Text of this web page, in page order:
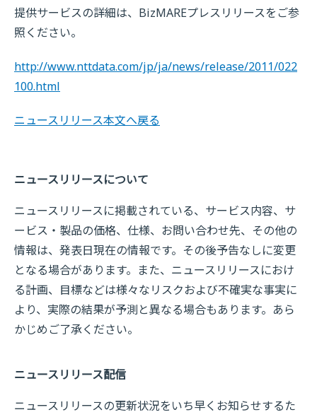
提供サービスの詳細は、BizMAREプレスリリースをご参
照ください。
http://www.nttdata.com/jp/ja/news/release/2011/022
100.html
ニュースリリース本文へ戻る
ニュースリリースについて
ニュースリリースに掲載されている、サービス内容、サ
ービス・製品の価格、仕様、お問い合わせ先、その他の
情報は、発表日現在の情報です。その後予告なしに変更
となる場合があります。また、ニュースリリースにおけ
る計画、目標などは様々なリスクおよび不確実な事実に
より、実際の結果が予測と異なる場合もあります。あら
かじめご了承ください。
ニュースリリース配信
ニュースリリースの更新状況をいち早くお知らせするた